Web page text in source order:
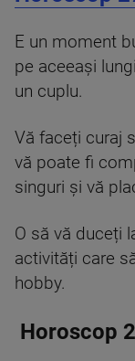
E un moment
pe aceeași
un cuplu.
Vă faceți curaj
vă poate fi
singuri și vă
O să vă duceți
activități care
hobby.
Horoscop